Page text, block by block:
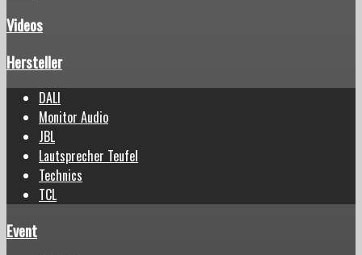
Videos
Hersteller
DALI
Monitor Audio
JBL
Lautsprecher Teufel
Technics
TCL
Event